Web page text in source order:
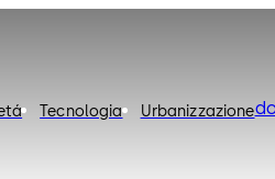
Tecnologia Urbanizzazione